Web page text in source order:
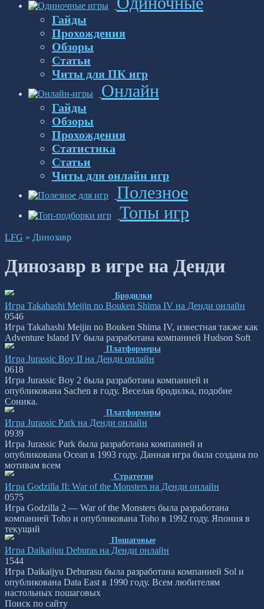
Гайды
Прохождения
Обзоры
Статьи
Читы для ПК игр
Онлайн
Гайды
Обзоры
Прохождения
Статистика
Статьи
Читы для онлайн игр
Полезное
Топы игр
LFG » Динозавр
Динозавр в игре на Денди
Бродилки
Игра Takahashi Meijin no Bouken Shima IV на Денди онлайн
0546
Игра Takahashi Meijin no Bouken Shima IV, известная также как
Adventure Island IV была разработана компанией Hudson Soft
Платформеры
Игра Jurassic Boy II на Денди онлайн
0618
Игра Jurassic Boy 2 была разработана компанией и
опубликована Sachen в году. Веселая бродилка, подобие
Соника.
Платформеры
Игра Jurassic Park на Денди онлайн
0939
Игра Jurassic Park была разработана компанией и
опубликована Ocean в 1993 году. Данная игра была создана по
мотивам всем
Стратегии
Игра Godzilla II: War of the Monsters на Денди онлайн
0575
Игра Godzilla 2 — War of the Monsters была разработана
компанией Toho и опубликована Toho в 1992 году. Япония в
текущий
Пошаговые
Игра Daikaijuu Deburas на Денди онлайн
1 544
Игра Daikaijyu Deburasu была разработана компанией Sol и
опубликована Data East в 1990 году. Всем любителям
настольных пошаговых
Поиск по сайту